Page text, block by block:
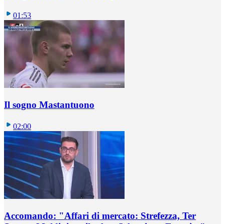
01:53
Il sogno Mastantuono
02:00
Accomando: "Affari di mercato: Strefezza, Ter